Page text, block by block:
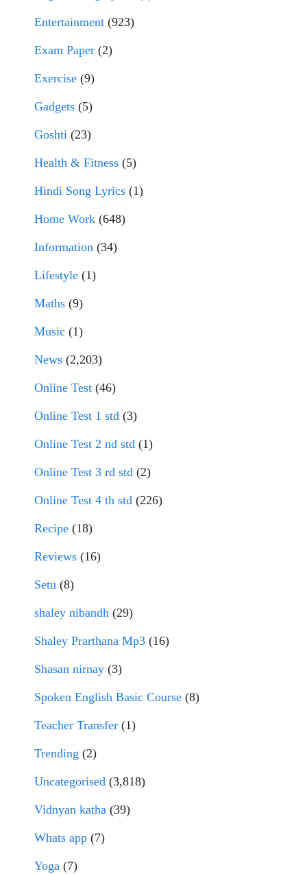
Entertainment (923)
Exam Paper (2)
Exercise (9)
Gadgets (5)
Goshti (23)
Health & Fitness (5)
Hindi Song Lyrics (1)
Home Work (648)
Information (34)
Lifestyle (1)
Maths (9)
Music (1)
News (2,203)
Online Test (46)
Online Test 1 std (3)
Online Test 2 nd std (1)
Online Test 3 rd std (2)
Online Test 4 th std (226)
Recipe (18)
Reviews (16)
Setu (8)
shaley nibandh (29)
Shaley Prarthana Mp3 (16)
Shasan nirnay (3)
Spoken English Basic Course (8)
Teacher Transfer (1)
Trending (2)
Uncategorised (3,818)
Vidnyan katha (39)
Whats app (7)
Yoga (7)